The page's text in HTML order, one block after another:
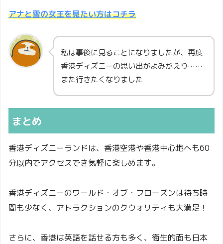
アナと雪の女王を見たい方はコチラ
私は事後に見ることになりましたが、再度
香港ディズニーの思い出がよみがえり……
また行きたくなりました
まとめ
香港ディズニーランドは、香港空港や香港中心地へも60
分以内でアクセスでき気軽に楽しめます。
香港ディズニーのワールド・オブ・フローズンは待ち時
間も少なく、アトラクションのクウォリティも大満足！
さらに、香港は英語を話せる方も多く、衛生的面も日本